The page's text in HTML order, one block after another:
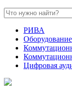
РИВА
Оборудование
Цифровая